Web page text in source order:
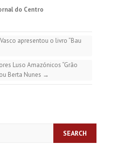
do Centro
apresentou o livro “Bau
Luso Amazónicos “Grão
Berta Nunes →